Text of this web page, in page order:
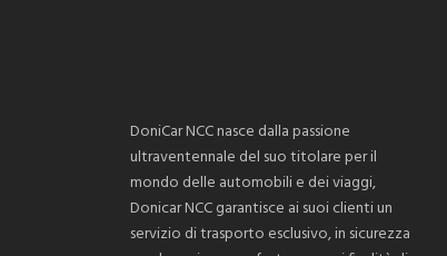
DoniCar NCC nasce dalla passione
ultraventennale del suo titolare per il
mondo delle automobili e dei viaggi,
Donicar NCC garantisce ai suoi clienti un
servizio di trasporto esclusivo, in sicurezza